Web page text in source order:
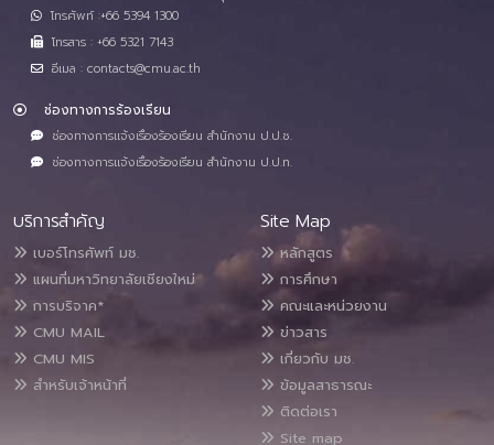
โทรศัพท์ :+66 5394 1300
โทรสาร : +66 5321 7143
อีเมล : contacts@cmu.ac.th
ช่องทางการร้องเรียน
ช่องทางการแจ้งเรื่องร้องเรียน สำนักงาน ป.ป.ช.
ช่องทางการแจ้งเรื่องร้องเรียน สำนักงาน ป.ป.ท.
บริการสำคัญ
เบอร์โทรศัพท์ มช.
แผนที่มหาวิทยาลัยเชียงใหม่
การบริจาค*
CMU MAIL
CMU MIS
สำหรับเจ้าหน้าที่
Site Map
หลักสูตร
การศึกษา
คณะและหน่วยงาน
ข่าวสาร
เกี่ยวกับ มช.
ข้อมูลสาธารณะ
ติดต่อเรา
Site map